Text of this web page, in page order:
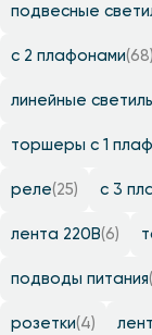
подвесные
с 2 плафонами(68)
линейные
торшеры с 1
реле(25) с 3
лента 220B(6)
подводы питания
розетки(4)